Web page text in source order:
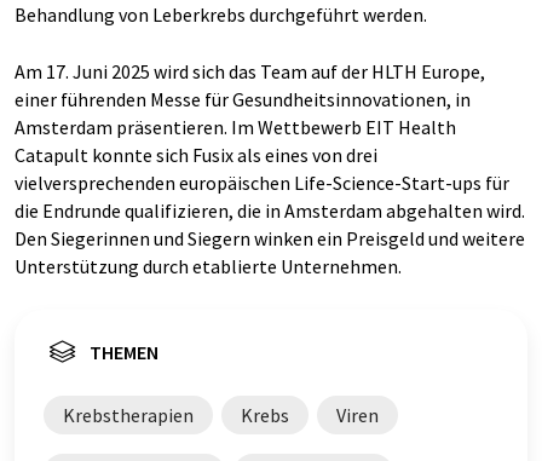
Behandlung von Leberkrebs durchgeführt werden.
Am 17. Juni 2025 wird sich das Team auf der HLTH Europe,
einer führenden Messe für Gesundheitsinnovationen, in
Amsterdam präsentieren. Im Wettbewerb EIT Health
Catapult konnte sich Fusix als eines von drei
vielversprechenden europäischen Life-Science-Start-ups für
die Endrunde qualifizieren, die in Amsterdam abgehalten wird.
Den Siegerinnen und Siegern winken ein Preisgeld und weitere
Unterstützung durch etablierte Unternehmen.
THEMEN
Krebstherapien Krebs Viren